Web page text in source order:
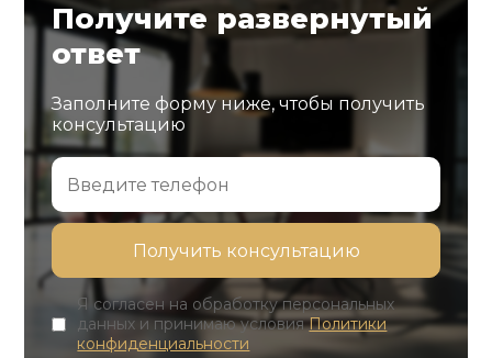
Получите развернутый
ответ
Заполните форму ниже, чтобы получить
консультацию
Я согласен на обработку персональных
данных и принимаю условияПолитики
конфиденциальности